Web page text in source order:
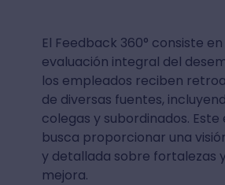
El Feedback 360° consiste
evaluación integral del
los empleados reciben
de diversas fuentes,
colegas y subordinados. Este
busca proporcionar una
y detallada sobre fortalezas
mejora.